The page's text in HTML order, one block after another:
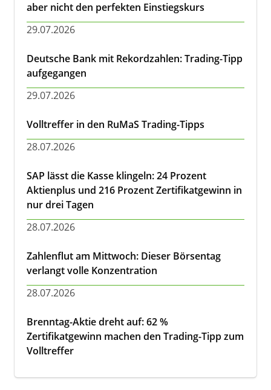
aber nicht den perfekten Einstiegskurs
29.07.2026
Deutsche Bank mit Rekordzahlen: Trading-Tipp
aufgegangen
29.07.2026
Volltreffer in den RuMaS Trading-Tipps
28.07.2026
SAP lässt die Kasse klingeln: 24 Prozent
Aktienplus und 216 Prozent Zertifikatgewinn in
nur drei Tagen
28.07.2026
Zahlenflut am Mittwoch: Dieser Börsentag
verlangt volle Konzentration
28.07.2026
Brenntag-Aktie dreht auf: 62 %
Zertifikatgewinn machen den Trading-Tipp zum
Volltreffer